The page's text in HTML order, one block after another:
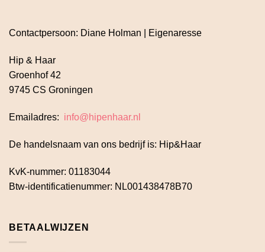
Contactpersoon: Diane Holman | Eigenaresse
Hip & Haar
Groenhof 42
9745 CS Groningen
Emailadres: info@hipenhaar.nl
De handelsnaam van ons bedrijf is: Hip&Haar
KvK-nummer: 01183044
Btw-identificatienummer: NL001438478B70
BETAALWIJZEN